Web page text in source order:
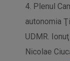
4. Plenul
autonomia
UDMR.
Nicolae